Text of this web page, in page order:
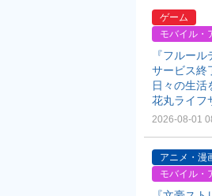
ゲーム
モバイル・
『フルー
サービス終
日々の生活
花丸ライフ
2026-08-01
アニメ・漫
モバイル・